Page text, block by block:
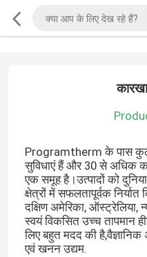
Programtherm के पास कुल
सुविधाएं हैं और 30 से अधिक
एक समूह है।उत्पादों को
क्षेत्रों में सफलतापूर्वक निर्यात
दक्षिण अमेरिका,
स्वयं विकसित उच्च तापमान
लिए बहुत मदद की
एवं खनन उद्यम.